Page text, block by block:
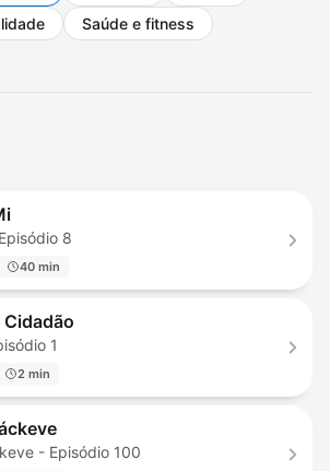
Saúde e fitness
8
40 min
Cidadão
1
2 min
- Episódio 100